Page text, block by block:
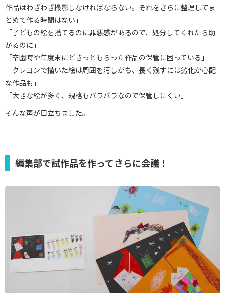
作品はわざわざ撮影しなければならない。それをさらに整理してま
とめて作る時間はない」
「子どもの絵を捨てるのに罪悪感があるので、処分してくれたら助
かるのに」
「卒園時や年度末にどさっともらった作品の保管に困っている」
「クレヨンで描いた絵は周囲を汚しがち、長く残すには劣化が心配
な作品も」
「大きな絵が多く、規格もバラバラなので保管しにくい」
そんな声が目立ちました。
編集部で試作品を作ってさらに会議！